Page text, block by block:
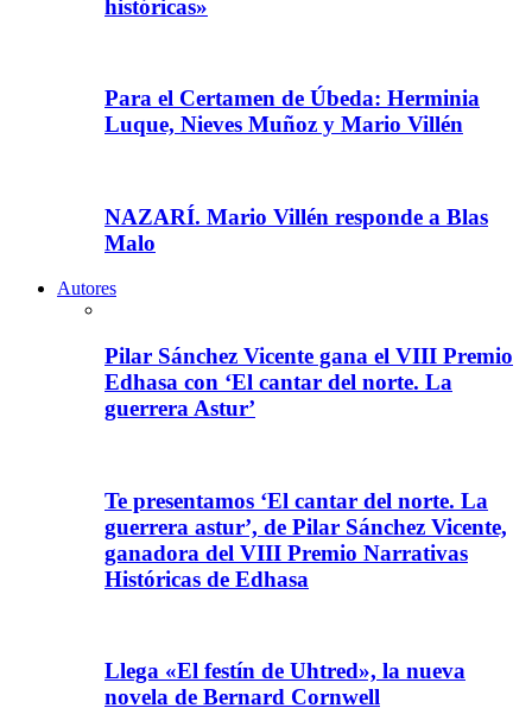
históricas»
Para el Certamen de Úbeda: Herminia
Luque, Nieves Muñoz y Mario Villén
NAZARÍ. Mario Villén responde a Blas
Malo
Autores
Pilar Sánchez Vicente gana el VIII Premio
Edhasa con ‘El cantar del norte. La
guerrera Astur’
Te presentamos ‘El cantar del norte. La
guerrera astur’, de Pilar Sánchez Vicente,
ganadora del VIII Premio Narrativas
Históricas de Edhasa
Llega «El festín de Uhtred», la nueva
novela de Bernard Cornwell